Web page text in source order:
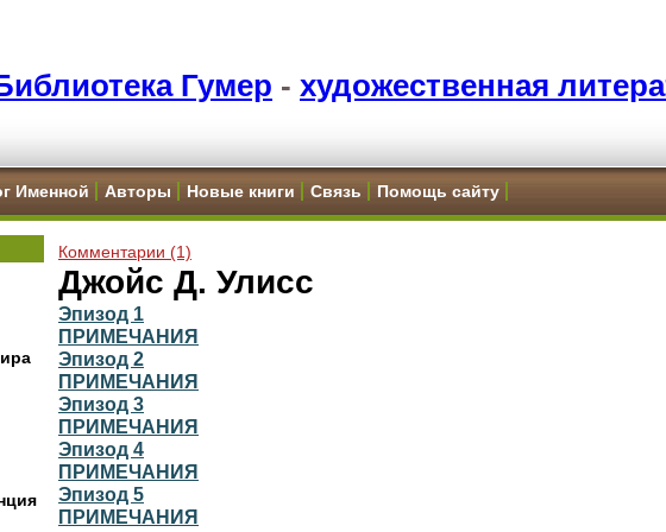
Гумер - художественная
Именной Авторы Новые книги Связь Помощь сайту
Комментарии (1)
Джойс Д. Улисс
Эпизод 1
ПРИМЕЧАНИЯ
Эпизод 2
ПРИМЕЧАНИЯ
Эпизод 3
ПРИМЕЧАНИЯ
Эпизод 4
ПРИМЕЧАНИЯ
Эпизод 5
ПРИМЕЧАНИЯ